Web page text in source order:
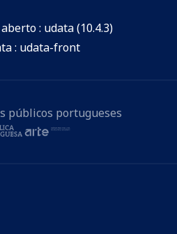
: udata (10.4.3)
: udata-front
públicos portugueses